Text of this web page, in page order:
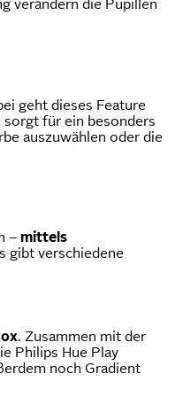
verändern die Pupillen
geht dieses Feature
sorgt für ein besonders
auszuwählen oder die
– mittels
gibt verschiedene
. Zusammen mit der
Philips Hue Play
noch Gradient